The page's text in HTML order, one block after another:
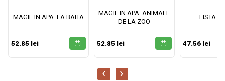
MAGIE IN APA. LA BAITA
52.85 lei
MAGIE IN APA. ANIMALE
DE LA ZOO
52.85 lei
LISTA
47.56 lei
‹ ›